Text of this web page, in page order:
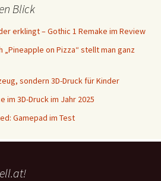
Blick
erklingt – Gothic 1 Remake im Review
„Pineapple on Pizza“ stellt man ganz
sondern 3D-Druck für Kinder
im 3D-Druck im Jahr 2025
Gamepad im Test